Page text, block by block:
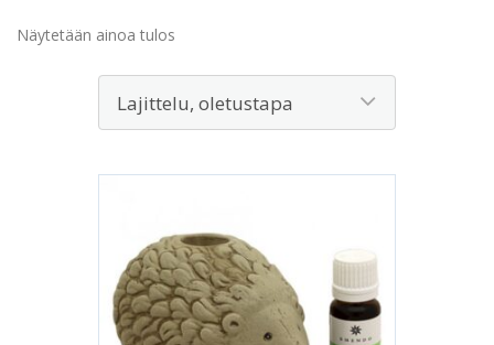
Näytetään ainoa tulos